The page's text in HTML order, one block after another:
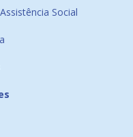
Social